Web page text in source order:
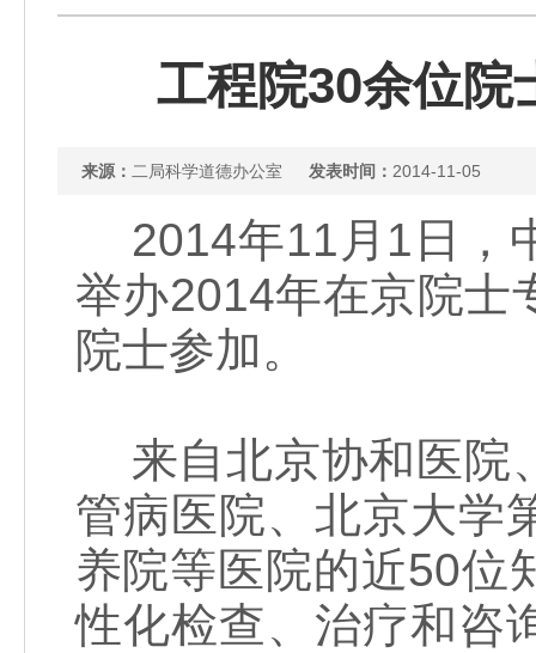
工程院30余位院
来源： 二局科学道德办公室 发表时间： 2014-11-05
2014年11月1日，
举办2014年在京院士
院士参加。
来自北京协和医院
管病医院、北京大学
养院等医院的近50位
性化检查、治疗和咨